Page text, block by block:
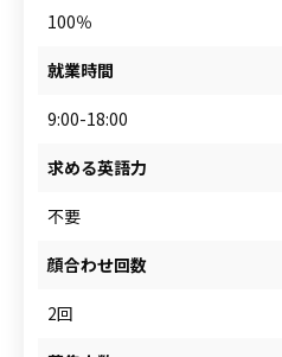
100％
就業時間
9:00-18:00
求める英語力
不要
顔合わせ回数
2回